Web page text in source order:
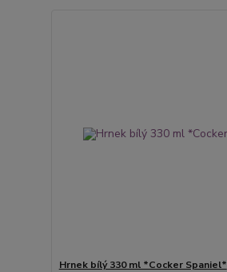
Hrnek bílý 330 ml *Cocker Spaniel*